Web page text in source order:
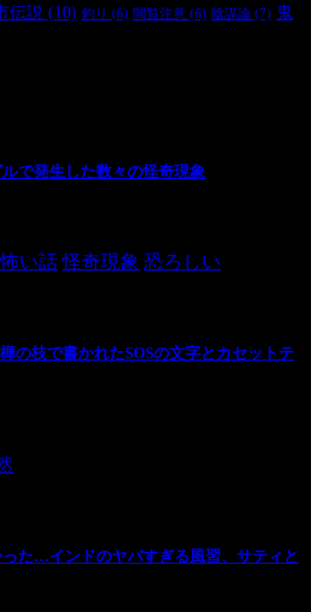
伝説 (10) 釣り (6) 閲覧注意 (6) 陰謀論 (7) 鬼
で発生した数々の怪奇現象
怖い話 怪奇現象 恐ろしい
の枝で書かれたSOSの文字とカセットテ
た…インドのヤバすぎる風習、サティと